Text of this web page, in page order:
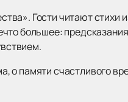
Гости читают стихи
большее:
о памяти счастливого